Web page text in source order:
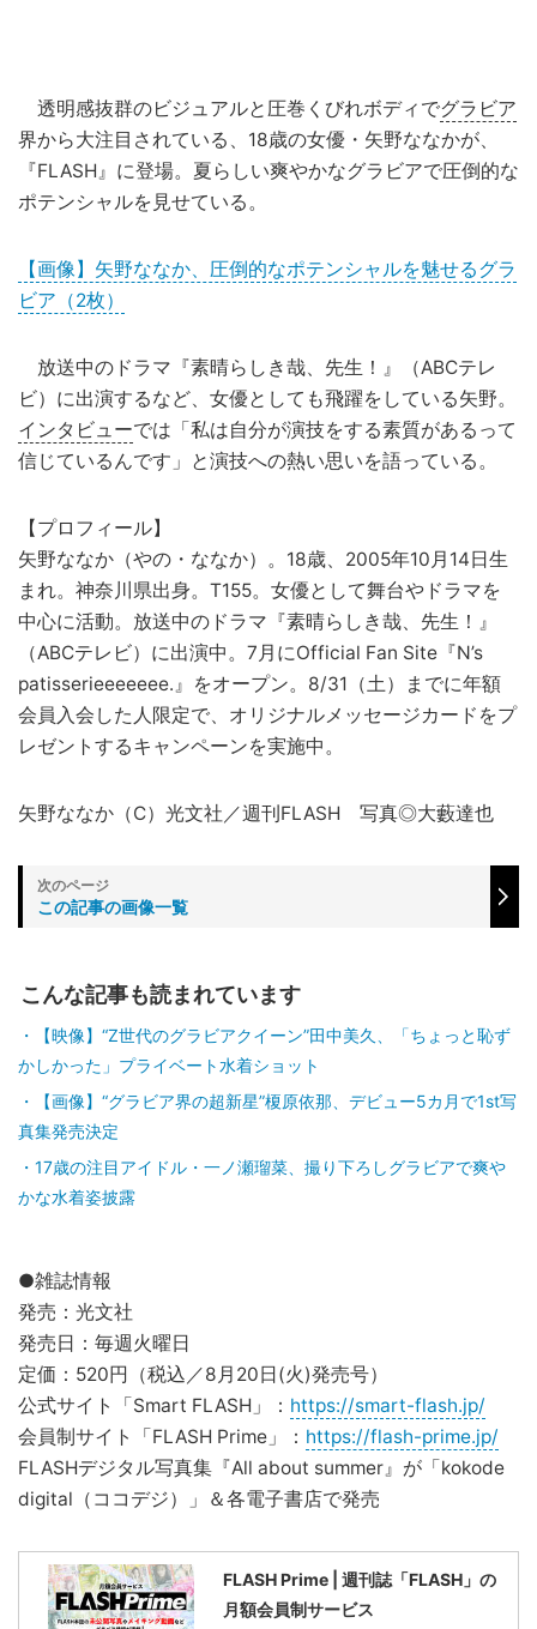
透明感抜群のビジュアルと圧巻くびれボディでグラビア
界から大注目されている、18歳の女優・矢野ななかが、
『FLASH』に登場。夏らしい爽やかなグラビアで圧倒的な
ポテンシャルを見せている。
【画像】矢野ななか、圧倒的なポテンシャルを魅せるグラ
ビア（2枚）
放送中のドラマ『素晴らしき哉、先生！』（ABCテレ
ビ）に出演するなど、女優としても飛躍をしている矢野。
インタビューでは「私は自分が演技をする素質があるって
信じているんです」と演技への熱い思いを語っている。
【プロフィール】
矢野ななか（やの・ななか）。18歳、2005年10月14日生
まれ。神奈川県出身。T155。女優として舞台やドラマを
中心に活動。放送中のドラマ『素晴らしき哉、先生！』
（ABCテレビ）に出演中。7月にOfficial Fan Site『N’s
patisserieeeeeee.』をオープン。8/31（土）までに年額
会員入会した人限定で、オリジナルメッセージカードをプ
レゼントするキャンペーンを実施中。
矢野ななか（C）光文社／週刊FLASH 写真◎大藪達也
この記事の画像一覧
こんな記事も読まれています
【映像】“Z世代のグラビアクイーン”田中美久、「ちょっと恥ず
かしかった」プライベート水着ショット
【画像】“グラビア界の超新星”榎原依那、デビュー5カ月で1st写
真集発売決定
17歳の注目アイドル・一ノ瀬瑠菜、撮り下ろしグラビアで爽や
かな水着姿披露
●雑誌情報
発売：光文社
発売日：毎週火曜日
定価：520円（税込／8月20日(火)発売号）
公式サイト「Smart FLASH」： https://smart-flash.jp/
会員制サイト「FLASH Prime」： https://flash-prime.jp/
FLASHデジタル写真集『All about summer』が「kokode
digital（ココデジ）」＆各電子書店で発売
FLASH Prime | 週刊誌「FLASH」の
月額会員制サービス